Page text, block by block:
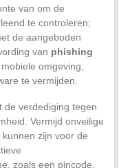
van om de
te controleren;
de aangeboden
van phishing
omgeving,
te vermijden.
de verdediging tegen
Vermijd onveilige
zijn voor de
zoals een pincode,